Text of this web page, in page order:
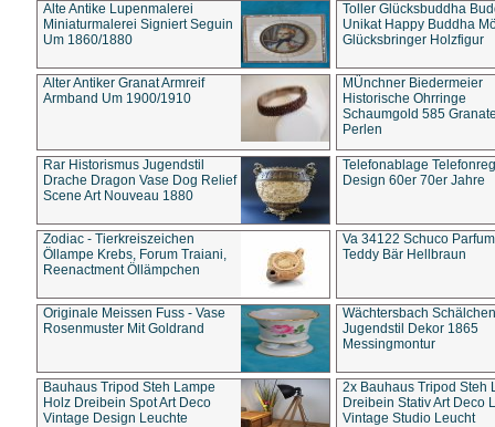
Alte Antike Lupenmalerei
Miniaturmalerei Signiert Seguin
Um 1860/1880
Toller Glücksbuddha
Unikat Happy Buddha
Glücksbringer Holzfigur
Alter Antiker Granat Armreif
Armband Um 1900/1910
MÜnchner Biedermeier
Historische Ohrringe
Schaumgold 585
Perlen
Rar Historismus Jugendstil
Drache Dragon Vase Dog Relief
Scene Art Nouveau 1880
Telefonablage
Design 60er 70er Jahre
Zodiac - Tierkreiszeichen
Öllampe Krebs, Forum Traiani,
Reenactment Öllämpchen
Va 34122 Schuco
Teddy Bär Hellbraun
Originale Meissen Fuss - Vase
Rosenmuster Mit Goldrand
Wächtersbach Schälchen
Jugendstil Dekor 1865
Messingmontur
Bauhaus Tripod Steh Lampe
Holz Dreibein Spot Art Deco
Vintage Design Leuchte
2x Bauhaus Tripod Steh
Dreibein Stativ Art Deco
Vintage Studio Leucht